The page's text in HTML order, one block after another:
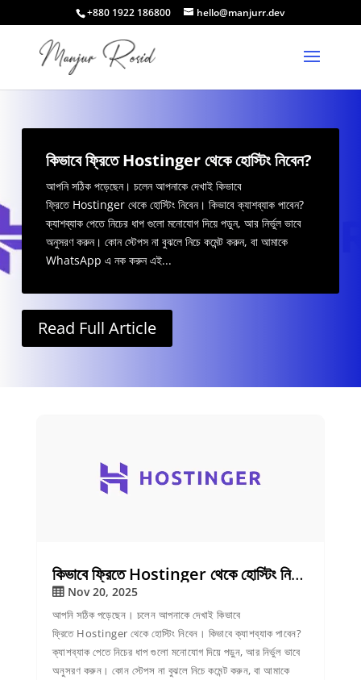
+880 1922 186800 hello@manjurr.dev
কিভাবে ফ্রিতে Hostinger থেকে হোস্টিং নিবেন?
আপনি সঠিক পড়েছেন। চলেন আপনাকে দেখাই কিভাবে
ফ্রিতে Hostinger থেকে হোস্টিং নিবেন। কিভাবে ক্যাশব্যাক পাবেন?
ক্যাশব্যাক পেতে নিচের ধাপ গুলো মনোযোগ দিয়ে পড়ুন, আর নির্ভুল ভাবে
অনুসরণ করুন। কোন স্টেপস না বুঝলে নিচে কমেন্ট করুন, বা আমাকে
WhatsApp এ নক করুন এই...
Read Full Article
কিভাবে ফ্রিতে Hostinger থেকে হোস্টিং নিবেন?
Nov 20, 2025
আপনি সঠিক পড়েছেন। চলেন আপনাকে দেখাই কিভাবে
ফ্রিতে Hostinger থেকে হোস্টিং নিবেন। কিভাবে ক্যাশব্যাক পাবেন?
ক্যাশব্যাক পেতে নিচের ধাপ গুলো মনোযোগ দিয়ে পড়ুন, আর নির্ভুল ভাবে
অনুসরণ করুন। কোন স্টেপস না বুঝলে নিচে কমেন্ট করুন, বা আমাকে